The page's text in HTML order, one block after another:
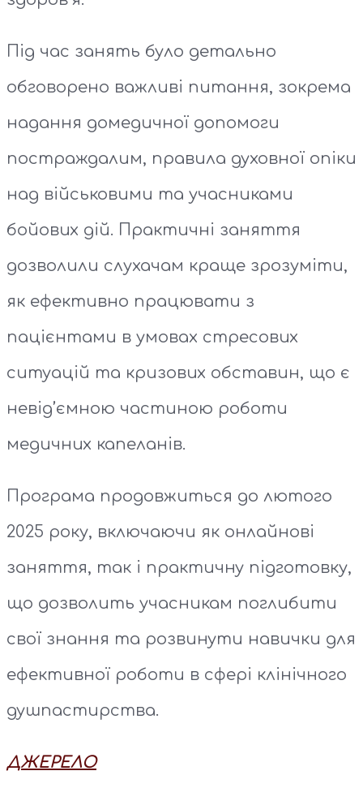
Під час занять було детально
обговорено важливі питання, зокрема
надання домедичної допомоги
постраждалим, правила духовної опіки
над військовими та учасниками
бойових дій. Практичні заняття
дозволили слухачам краще зрозуміти,
як ефективно працювати з
пацієнтами в умовах стресових
ситуацій та кризових обставин, що є
невід’ємною частиною роботи
медичних капеланів.
Програма продовжиться до лютого
2025 року, включаючи як онлайнові
заняття, так і практичну підготовку,
що дозволить учасникам поглибити
свої знання та розвинути навички для
ефективної роботи в сфері клінічного
душпастирства.
ДЖЕРЕЛО